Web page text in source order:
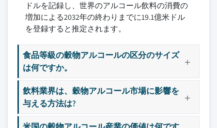
ドルを記録し、世界のアルコール飲料の消費の
増加による2032年の終わりまでに19.1億米ドル
を登録すると推定されます。
食品等級の穀物アルコールの区分のサイズ
は何ですか。
飲料業界は、穀物アルコール市場に影響を
与える方法は?